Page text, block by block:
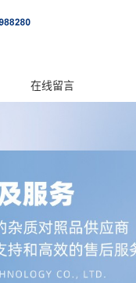
在线留言